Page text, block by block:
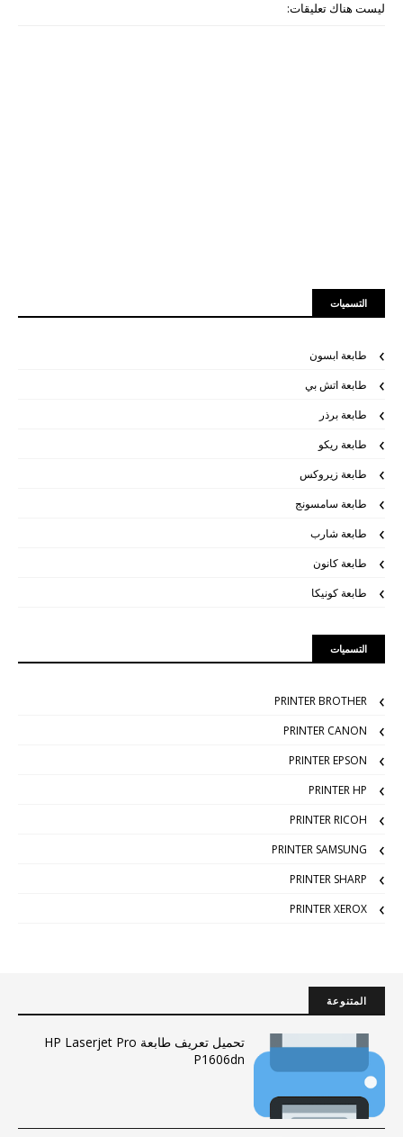
ليست هناك تعليقات:
التسميات
طابعة ابسون
طابعة اتش بي
طابعة برذر
طابعة ريكو
طابعة زيروكس
طابعة سامسونج
طابعة شارب
طابعة كانون
طابعة كونيكا
التسميات
PRINTER BROTHER
PRINTER CANON
PRINTER EPSON
PRINTER HP
PRINTER RICOH
PRINTER SAMSUNG
PRINTER SHARP
PRINTER XEROX
المتنوعة
تحميل تعريف طابعة HP Laserjet Pro
P1606dn